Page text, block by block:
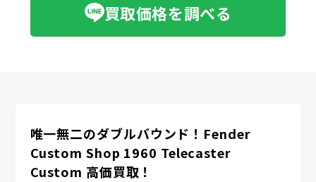
買取価格を調べる
唯一無二のダブルバウンド！Fender
Custom Shop 1960 Telecaster
Custom 高価買取！